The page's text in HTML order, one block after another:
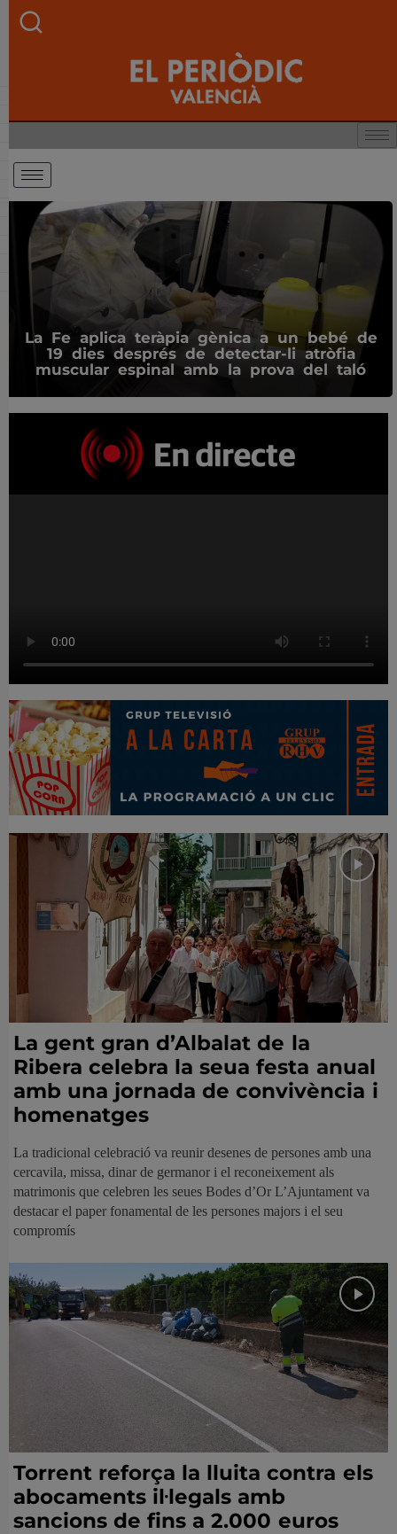
La Fe aplica teràpia gènica a un bebé de
19 dies després de detectar-li atròfia
muscular espinal amb la prova del taló
La gent gran d’Albalat de la
Ribera celebra la seua festa anual
amb una jornada de convivència i
homenatges
La tradicional celebració va reunir desenes de persones amb una
cercavila, missa, dinar de germanor i el reconeixement als
matrimonis que celebren les seues Bodes d’Or L’Ajuntament va
destacar el paper fonamental de les persones majors i el seu
compromís
Torrent reforça la lluita contra els
abocaments il·legals amb
sancions de fins a 2.000 euros